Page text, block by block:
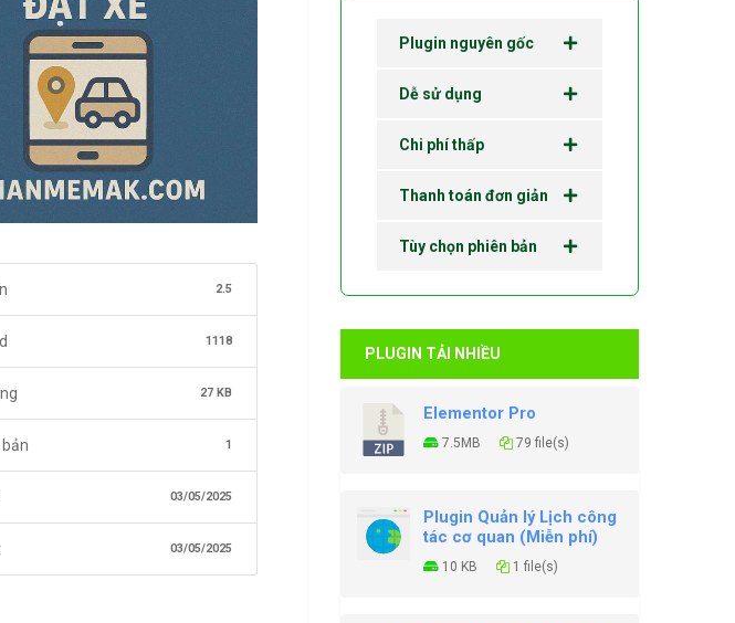
2.5
1118
27 KB
1
03/05/2025
03/05/2025
Plugin nguyên gốc
Dễ sử dụng
Chi phí thấp
Thanh toán đơn giản
Tùy chọn phiên bản
PLUGIN TẢI NHIỀU
Elementor Pro
7.5MB 79 file(s)
Plugin Quản lý Lịch công
tác cơ quan (Miễn phí)
10 KB 1 file(s)